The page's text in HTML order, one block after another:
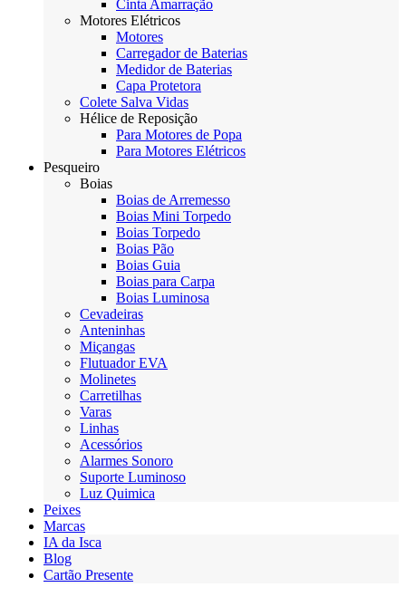
Cinta Amarração
Motores Elétricos
Motores
Carregador de Baterias
Medidor de Baterias
Capa Protetora
Colete Salva Vidas
Hélice de Reposição
Para Motores de Popa
Para Motores Elétricos
Pesqueiro
Boias
Boias de Arremesso
Boias Mini Torpedo
Boias Torpedo
Boias Pão
Boias Guia
Boias para Carpa
Boias Luminosa
Cevadeiras
Anteninhas
Miçangas
Flutuador EVA
Molinetes
Carretilhas
Varas
Linhas
Acessórios
Alarmes Sonoro
Suporte Luminoso
Luz Quimica
Peixes
Marcas
IA da Isca
Blog
Cartão Presente